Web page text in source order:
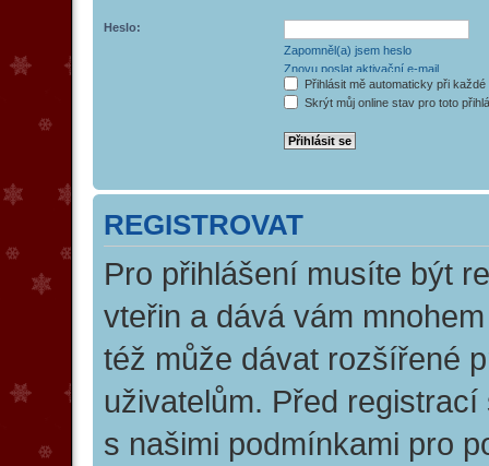
Heslo:
Zapomněl(a) jsem heslo
Znovu poslat aktivační e-mail
Přihlásit mě automaticky při
Skrýt můj online stav pro toto
REGISTROVAT
Pro přihlášení musíte být
vteřin a dává vám
též může dávat rozšířené
uživatelům. Před
s našimi podmínkami pro